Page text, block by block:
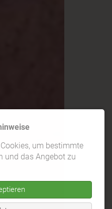
um bestimmte
und das Angebot zu